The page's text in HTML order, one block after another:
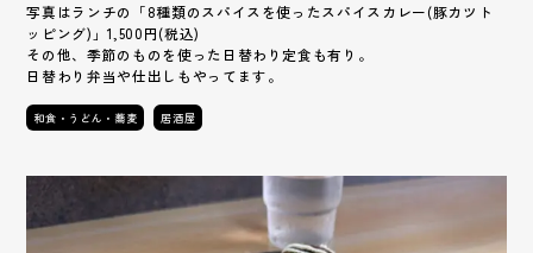
写真はランチの「8種類のスパイスを使ったスパイスカレー(豚カツト
ッピング)」1,500円(税込)
その他、季節のものを使った日替わり定食も有り。
日替わり弁当や仕出しもやってます。
和食・うどん・蕎麦 居酒屋